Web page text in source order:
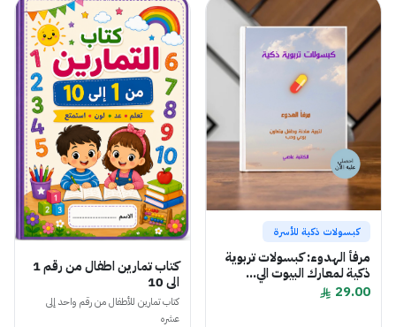
كبسولات ذكية للأسرة
مرفأ الهدوء: كبسولات تربوية
ذكية لمعارك البيوت الي...
29.00
كتاب تمارين اطفال من رقم 1
الى 10
كتاب تمارين للأطفال من رقم واحد إلى
عشره